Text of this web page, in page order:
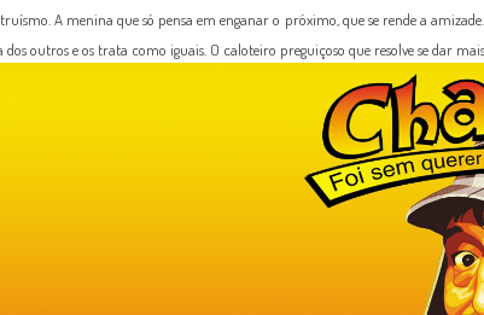
A menina que só pensa em enganar o próximo, que se rende a
outros e os trata como iguais. O caloteiro preguiçoso que resolve se dar